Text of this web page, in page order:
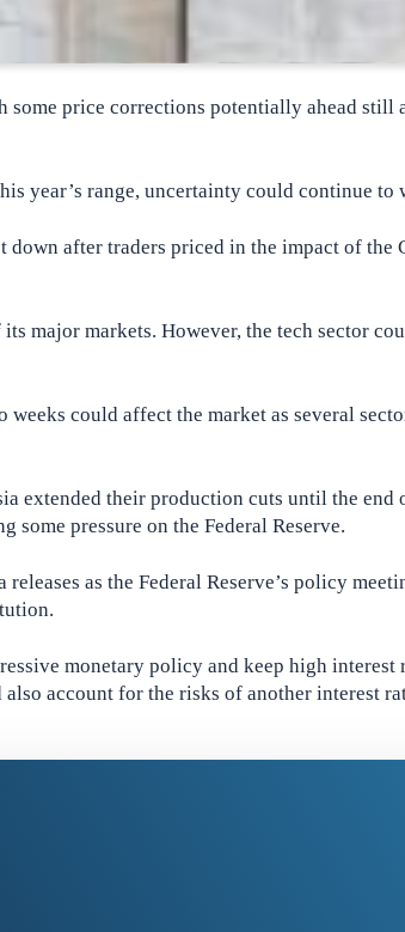
some price corrections potentially ahead still
year’s range, uncertainty could continue to
after traders priced in the impact of the
major markets. However, the tech sector
could affect the market as several
extended their production cuts until the end
pressure on the Federal Reserve.
as the Federal Reserve’s policy
monetary policy and keep high
account for the risks of another interest